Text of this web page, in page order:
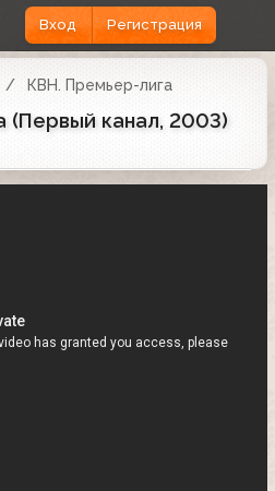
Вход Регистрация
КВН. Премьер-лига
(Первый канал, 2003)